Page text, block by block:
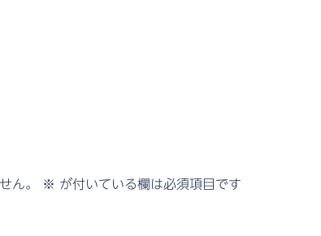
ん。 ※ が付いている欄は必須項目です